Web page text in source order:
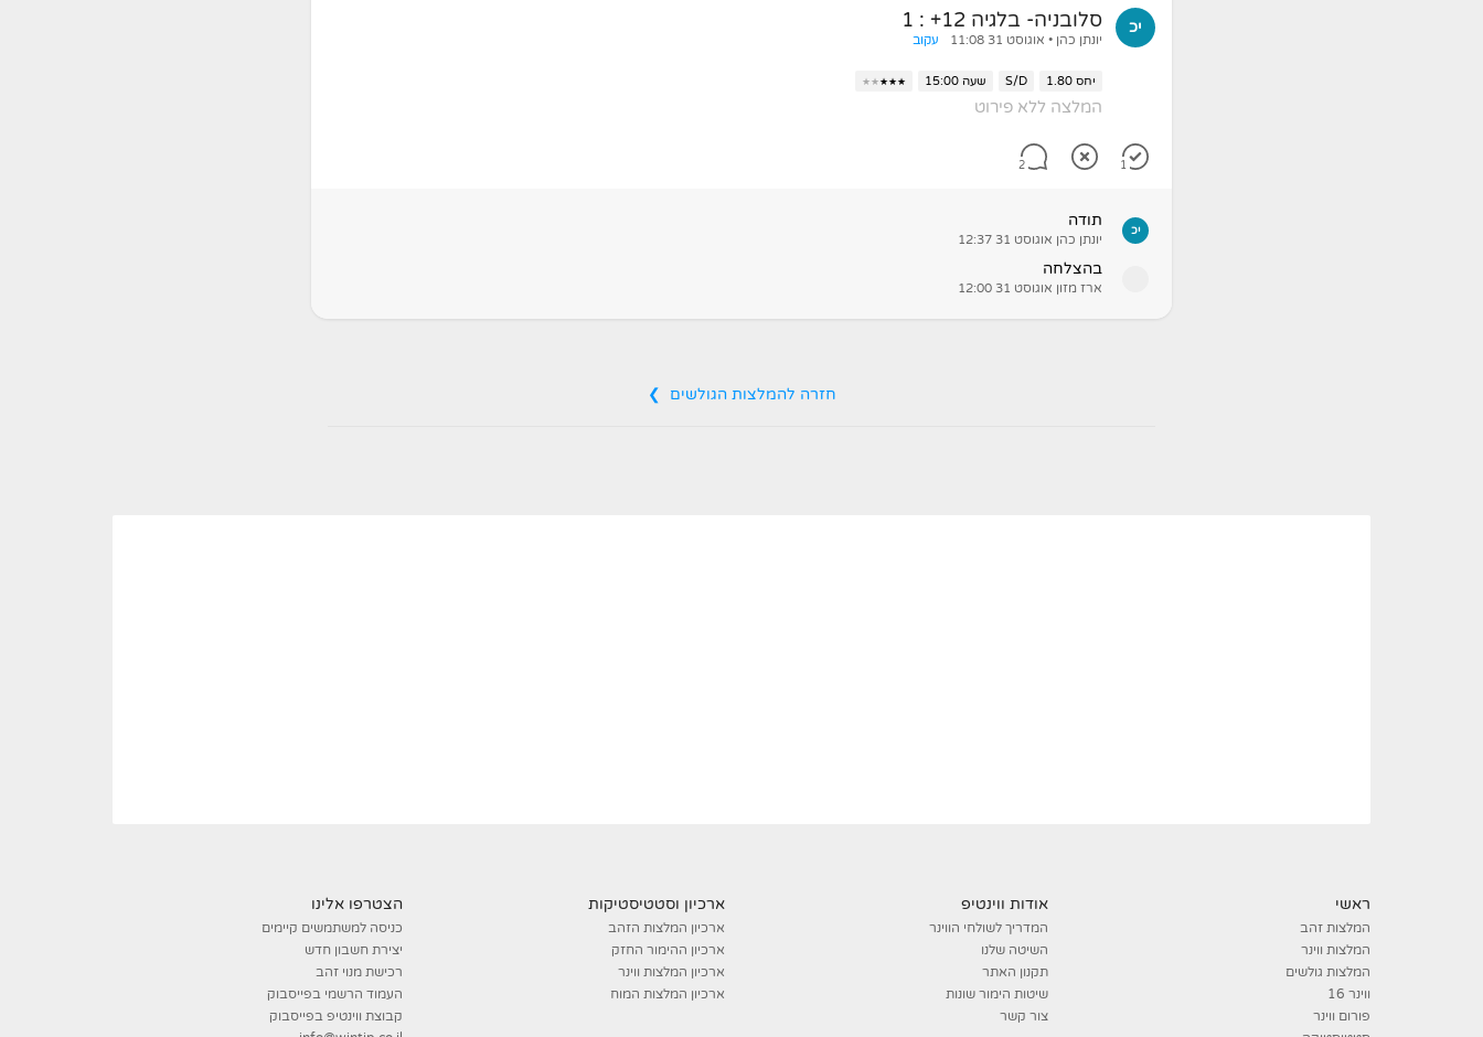
יכ סלובניה- בלגיה 12+ :
1
יונתן כהן • אוגוסט 31 11:08 עקוב
יחס 1.80 S/D שעה 15:00 ★
★
★
★
★
המלצה ללא פירוט
1
2
יכ
תודה
יונתן כהן אוגוסט 31 12:37
בהצלחה
ארז מזון אוגוסט 31 12:00
חזרה להמלצות הגולשים ❯
ראשי
המלצות זהב
המלצות ווינר
המלצות גולשים
ווינר 16
פורום ווינר
אודות ווינטיפ
המדריך לשולחי הווינר
השיטה שלנו
תקנון האתר
שיטות הימור שונות
צור קשר
ארכיון וסטטיסטיקות
ארכיון המלצות הזהב
ארכיון ההימור החזק
ארכיון המלצות ווינר
ארכיון המלצות המוח
הצטרפו אלינו
כניסה למשתמשים קיימים
יצירת חשבון חדש
רכישת מנוי זהב
העמוד הרשמי בפייסבוק
קבוצת ווינטיפ בפייסבוק